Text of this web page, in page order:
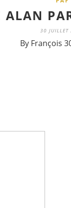
ALAN
30 JUILLET
By François